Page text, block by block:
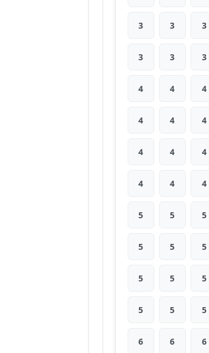
3 3 3
3 3 3
4 4 4
4 4 4
4 4 4
4 4 4
5 5 5
5 5 5
5 5 5
5 5 5
6 6 6